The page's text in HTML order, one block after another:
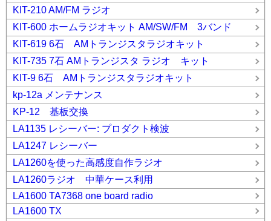
KIT-210 AM/FM ラジオ
KIT-600 ホームラジオキット AM/SW/FM 3バンド
KIT-619 6石 AMトランジスタラジオキット
KIT-735 7石 AMトランジスタ ラジオ キット
KIT-9 6石 AMトランジスタラジオキット
kp-12a メンテナンス
KP-12 基板交換
LA1135 レシーバー: プロダクト検波
LA1247 レシーバー
LA1260を使った高感度自作ラジオ
LA1260ラジオ 中華ケース利用
LA1600 TA7368 one board radio
LA1600 TX